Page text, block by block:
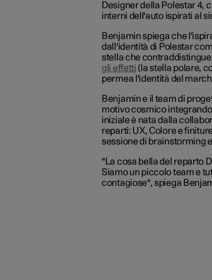
Designer della Polestar 4,
interni dell'auto ispirati al
Benjamin spiega che
dall'identità di Polestar
stella che
gli effetti (la stella polare,
permea l'identità del
Benjamin e il team di
motivo cosmico
iniziale è nata dalla
reparti: UX, Colore e
sessione di brainstorming
"La cosa bella del reparto
Siamo un piccolo team e
contagiose", spiega